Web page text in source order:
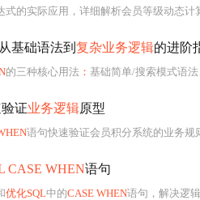
式的实际应用，详细解析会员等级动态计算
从基础语法到 复杂业务逻辑的进阶
的三种核心用法 ： 基础简单/搜索模式语法、嵌套逻辑处理多层业务
证业务逻辑原型
语句快速验证会员积分系统的业务规则，通过用户变量和CTE提
CASE WHEN语句
优化SQL中的CASE WHEN语句，解决逻辑